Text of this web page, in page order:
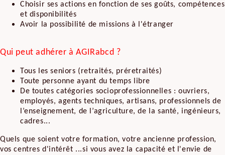
Choisir ses actions en fonction de ses goûts, compétences
et disponibilités
Avoir la possibilité de missions à l'étranger
Qui peut adhérer à AGIRabcd ?
Tous les seniors (retraités, préretraités)
Toute personne ayant du temps libre
De toutes catégories socioprofessionnelles : ouvriers,
employés, agents techniques, artisans, professionnels de
l’enseignement, de l’agriculture, de la santé, ingénieurs,
cadres...
Quels que soient votre formation, votre ancienne profession,
vos centres d'intérêt ...si vous avez la capacité et l'envie de